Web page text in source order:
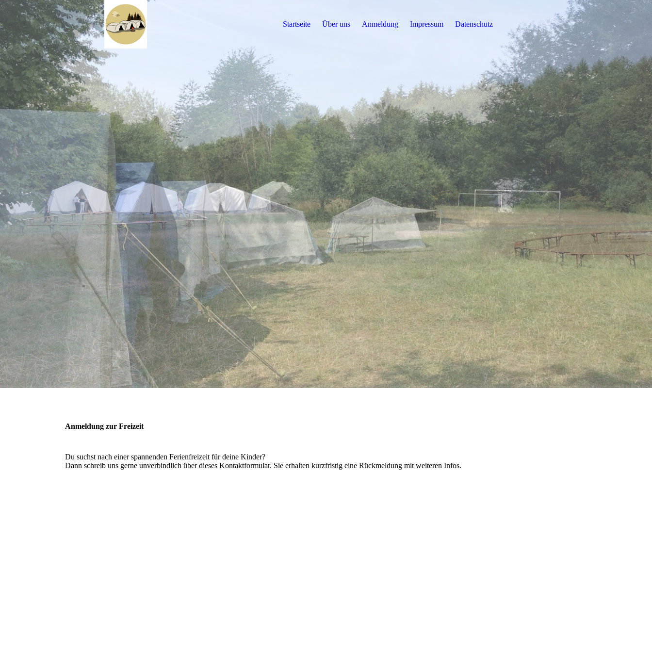
Startseite Über uns Anmeldung Impressum Datenschutz
Anmeldung zur Freizeit
Du suchst nach einer spannenden Ferienfreizeit für deine Kinder?
Dann schreib uns gerne unverbindlich über dieses Kontaktformular. Sie erhalten kurzfristig eine Rückmeldung mit weiteren Infos.